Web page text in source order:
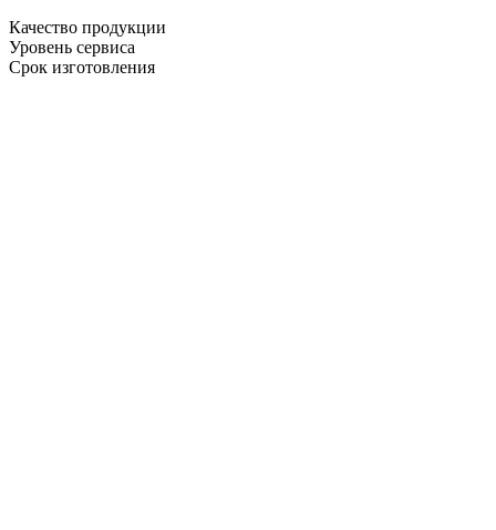
Качество продукции
Уровень сервиса
Срок изготовления